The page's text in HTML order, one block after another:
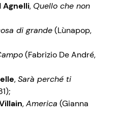
Agnelli, Quello che non
di grande(Lùnapop,
(Fabrizio De André,
,Sarà perché ti
,America (Gianna